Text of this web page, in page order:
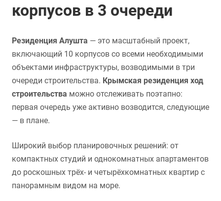
корпусов в 3 очереди
Резиденция Алушта — это масштабный проект,
включающий 10 корпусов со всеми необходимыми
объектами инфраструктуры, возводимыми в три
очереди строительства. Крымская резиденция ход
строительства можно отслеживать поэтапно:
первая очередь уже активно возводится, следующие
— в плане.
Широкий выбор планировочных решений: от
компактных студий и однокомнатных апартаментов
до роскошных трёх- и четырёхкомнатных квартир с
панорамным видом на море.